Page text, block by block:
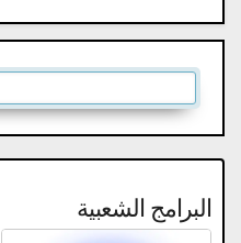
البرامج الشعبية